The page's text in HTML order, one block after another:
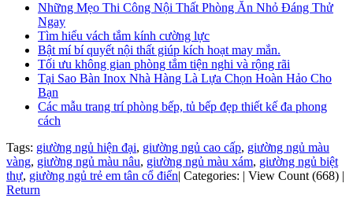
Những Mẹo Thi Công Nội Thất Phòng Ăn Nhỏ Đáng Thử
Ngay
Tìm hiểu vách tắm kính cường lực
Bật mí bí quyết nội thất giúp kích hoạt may mắn.
Tối ưu không gian phòng tắm tiện nghi và rộng rãi
Tại Sao Bàn Inox Nhà Hàng Là Lựa Chọn Hoàn Hảo Cho
Bạn
Các mẫu trang trí phòng bếp, tủ bếp đẹp thiết kế đa phong
cách
Tags: giường ngủ hiện đại, giường ngủ cao cấp, giường ngủ màu
vàng, giường ngủ màu nâu, giường ngủ màu xám, giường ngủ biệt
thự, giường ngủ trẻ em tân cổ điển| Categories: | View Count (668) |
Return